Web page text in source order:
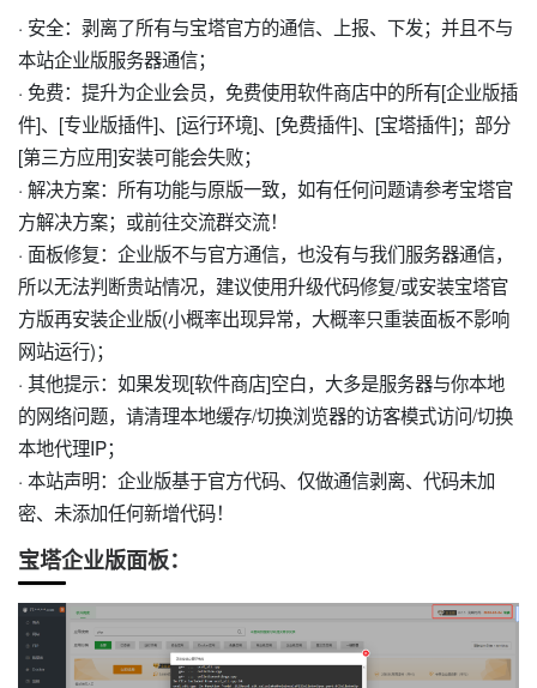
· 安全：剥离了所有与宝塔官方的通信、上报、下发；并且不与
本站企业版服务器通信；
· 免费：提升为企业会员，免费使用软件商店中的所有[企业版插
件]、[专业版插件]、[运行环境]、[免费插件]、[宝塔插件]；部分
[第三方应用]安装可能会失败；
· 解决方案：所有功能与原版一致，如有任何问题请参考宝塔官
方解决方案；或前往交流群交流！
· 面板修复：企业版不与官方通信，也没有与我们服务器通信，
所以无法判断贵站情况，建议使用升级代码修复/或安装宝塔官
方版再安装企业版(小概率出现异常，大概率只重装面板不影响
网站运行)；
· 其他提示：如果发现[软件商店]空白，大多是服务器与你本地
的网络问题，请清理本地缓存/切换浏览器的访客模式访问/切换
本地代理IP；
· 本站声明：企业版基于官方代码、仅做通信剥离、代码未加
密、未添加任何新增代码！
宝塔企业版面板：